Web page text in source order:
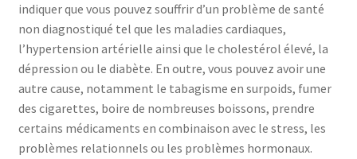
indiquer que vous pouvez souffrir d’un problème de santé
non diagnostiqué tel que les maladies cardiaques,
l’hypertension artérielle ainsi que le cholestérol élevé, la
dépression ou le diabète. En outre, vous pouvez avoir une
autre cause, notamment le tabagisme en surpoids, fumer
des cigarettes, boire de nombreuses boissons, prendre
certains médicaments en combinaison avec le stress, les
problèmes relationnels ou les problèmes hormonaux.